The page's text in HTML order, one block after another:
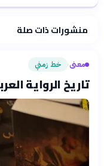
فلسفتنا المعرفية· سياسة
منشورات ذات صلة
معنى› خط زمني
تاريخ الرواية